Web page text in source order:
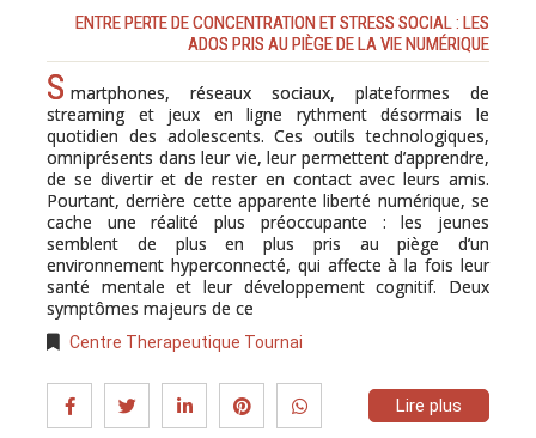
ENTRE PERTE DE CONCENTRATION ET STRESS SOCIAL : LES
ADOS PRIS AU PIÈGE DE LA VIE NUMÉRIQUE
S martphones, réseaux sociaux, plateformes de
streaming et jeux en ligne rythment désormais le
quotidien des adolescents. Ces outils technologiques,
omniprésents dans leur vie, leur permettent d’apprendre,
de se divertir et de rester en contact avec leurs amis.
Pourtant, derrière cette apparente liberté numérique, se
cache une réalité plus préoccupante : les jeunes
semblent de plus en plus pris au piège d’un
environnement hyperconnecté, qui affecte à la fois leur
santé mentale et leur développement cognitif. Deux
symptômes majeurs de ce
Centre Therapeutique Tournai
Lire plus